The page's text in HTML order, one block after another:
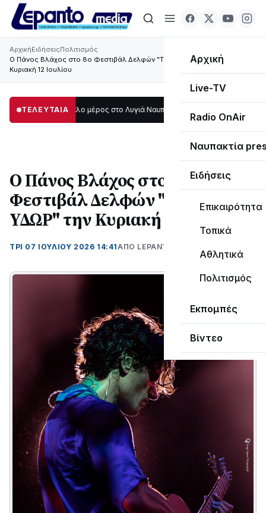
Αρχική
Live-TV
Radio OnAir
Ναυπακτία
Ειδήσεις
Επικαιρότητα
Τοπικά
Αθλητικά
Πολιτισμός
Εκπομπές
Βίντεο
ΑρχικήΕιδήσειςΠολιτισμός
Ο Πάνος Βλάχος στο 8ο Φεστιβάλ Δελφών "ΤΟ ΛΑΛΟΝ ΥΔΩΡ" την
Κυριακή 12 Ιουλίου
ΤΕΛΕΥΤΑΙΑ
μεγάλο μέρος στο Λυγιά Ναυπάκτου12:08
Ο Πάνος Βλάχος στο 8ο
Φεστιβάλ Δελφών "ΤΟ ΛΑΛΟΝ
ΥΔΩΡ" την Κυριακή 12 Ιουλίου
ΤΡΊ 07 ΙΟΥΛΊΟΥ 2026 14:41ΑΠΌ LEPANTO RTV